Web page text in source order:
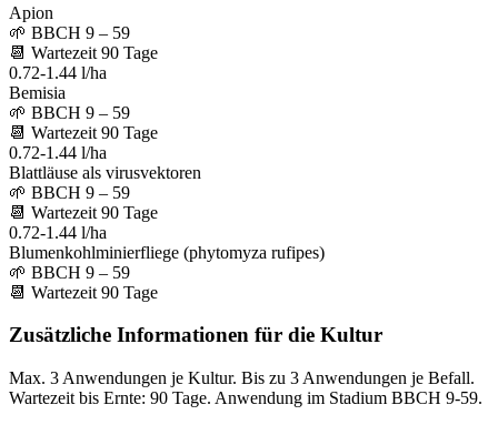
Apion
🌱 BBCH 9 – 59
📆 Wartezeit 90 Tage
0.72-1.44 l/ha
Bemisia
🌱 BBCH 9 – 59
📆 Wartezeit 90 Tage
0.72-1.44 l/ha
Blattläuse als virusvektoren
🌱 BBCH 9 – 59
📆 Wartezeit 90 Tage
0.72-1.44 l/ha
Blumenkohlminierfliege (phytomyza rufipes)
🌱 BBCH 9 – 59
📆 Wartezeit 90 Tage
Zusätzliche Informationen für die Kultur
Max. 3 Anwendungen je Kultur. Bis zu 3 Anwendungen je Befall.
Wartezeit bis Ernte: 90 Tage. Anwendung im Stadium BBCH 9-59.